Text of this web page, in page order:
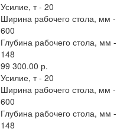
Усилие, т - 20
Ширина рабочего стола, мм -
600
Глубина рабочего стола, мм -
148
99 300.00 р.
Усилие, т - 20
Ширина рабочего стола, мм -
600
Глубина рабочего стола, мм -
148